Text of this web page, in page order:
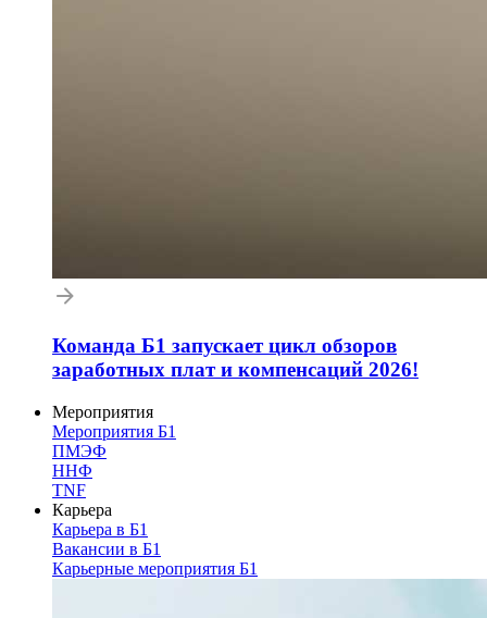
Команда Б1 запускает цикл обзоров
заработных плат и компенсаций 2026!
Мероприятия
Мероприятия Б1
ПМЭФ
ННФ
TNF
Карьера
Карьера в Б1
Вакансии в Б1
Карьерные мероприятия Б1